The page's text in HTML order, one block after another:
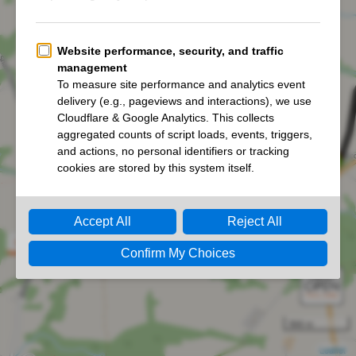
Luna Trail THE 24HR 2026
500 m
Leaflet